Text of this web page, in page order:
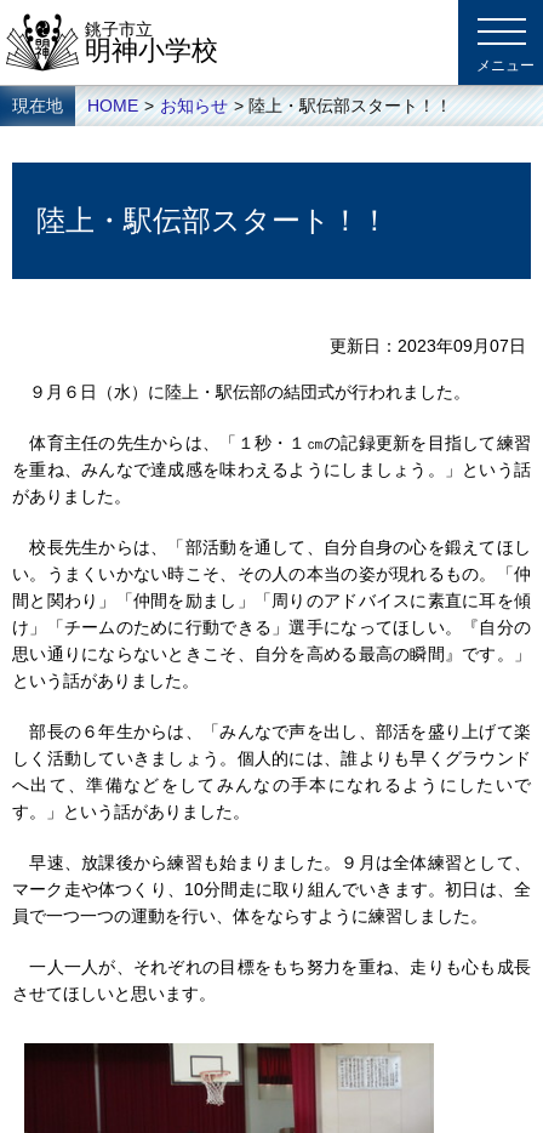
銚子市立
明神小学校
現在地 HOME > お知らせ > 陸上・駅伝部スタート！！
陸上・駅伝部スタート！！
更新日 2023年09月07日
９月６日（水）に陸上・駅伝部の結団式が行われました。
体育主任の先生からは、「１秒・１㎝の記録更新を目指して練習
を重ね、みんなで達成感を味わえるようにしましょう。」という話
がありました。
校長先生からは、「部活動を通して、自分自身の心を鍛えてほし
い。うまくいかない時こそ、その人の本当の姿が現れるもの。「仲
間と関わり」「仲間を励まし」「周りのアドバイスに素直に耳を傾
け」「チームのために行動できる」選手になってほしい。『自分の
思い通りにならないときこそ、自分を高める最高の瞬間』です。」
という話がありました。
部長の６年生からは、「みんなで声を出し、部活を盛り上げて楽
しく活動していきましょう。個人的には、誰よりも早くグラウンド
へ出て、準備などをしてみんなの手本になれるようにしたいで
す。」という話がありました。
早速、放課後から練習も始まりました。９月は全体練習として、
マーク走や体つくり、10分間走に取り組んでいきます。初日は、全
員で一つ一つの運動を行い、体をならすように練習しました。
一人一人が、それぞれの目標をもち努力を重ね、走りも心も成長
させてほしいと思います。